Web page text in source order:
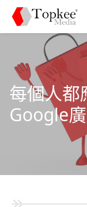
每個人都
Google